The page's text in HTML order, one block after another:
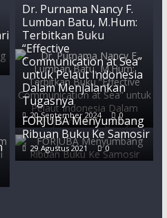
Dr. Purnama Nancy F.
Lumban Batu, M.Hum:
Terbitkan Buku
“Effective
Communication at Sea”
untuk Pelaut Indonesia
Dalam Menjalankan
Tugasnya
20 September 2024 0
FORJUBA Menyumbang
Ribuan Buku Ke Samosir
29 Agustus 2021 0